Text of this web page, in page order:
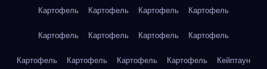
Картофель Картофель Картофель Картофель
Картофель Картофель Картофель Картофель
Картофель Картофель Картофель Картофель Кейптаун